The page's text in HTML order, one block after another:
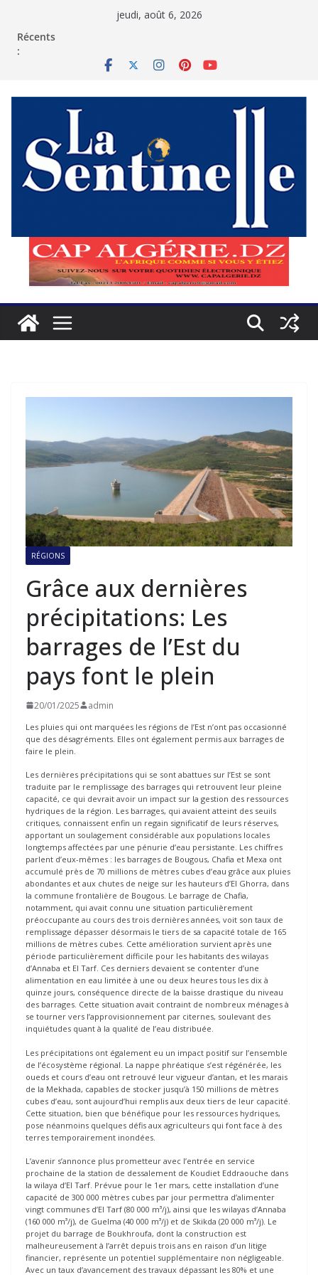
jeudi, août 6, 2026
Récents
:
RÉGIONS
Grâce aux dernières
précipitations: Les
barrages de l’Est du
pays font le plein
20/01/2025 admin
Les pluies qui ont marquées les régions de l’Est n’ont pas occasionné
que des désagréments. Elles ont également permis aux barrages de
faire le plein.
Les dernières précipitations qui se sont abattues sur l’Est se sont
traduite par le remplissage des barrages qui retrouvent leur pleine
capacité, ce qui devrait avoir un impact sur la gestion des ressources
hydriques de la région. Les barrages, qui avaient atteint des seuils
critiques, connaissent enfin un regain significatif de leurs réserves,
apportant un soulagement considérable aux populations locales
longtemps affectées par une pénurie d’eau persistante. Les chiffres
parlent d’eux-mêmes : les barrages de Bougous, Chafia et Mexa ont
accumulé près de 70 millions de mètres cubes d’eau grâce aux pluies
abondantes et aux chutes de neige sur les hauteurs d’El Ghorra, dans
la commune frontalière de Bougous. Le barrage de Chafia,
notamment, qui avait connu une situation particulièrement
préoccupante au cours des trois dernières années, voit son taux de
remplissage dépasser désormais le tiers de sa capacité totale de 165
millions de mètres cubes. Cette amélioration survient après une
période particulièrement difficile pour les habitants des wilayas
d’Annaba et El Tarf. Ces derniers devaient se contenter d’une
alimentation en eau limitée à une ou deux heures tous les dix à
quinze jours, conséquence directe de la baisse drastique du niveau
des barrages. Cette situation avait contraint de nombreux ménages à
se tourner vers l’approvisionnement par citernes, soulevant des
inquiétudes quant à la qualité de l’eau distribuée.
Les précipitations ont également eu un impact positif sur l’ensemble
de l’écosystème régional. La nappe phréatique s’est régénérée, les
oueds et cours d’eau ont retrouvé leur vigueur d’antan, et les marais
de la Mekhada, capables de stocker jusqu’à 150 millions de mètres
cubes d’eau, sont aujourd’hui remplis aux deux tiers de leur capacité.
Cette situation, bien que bénéfique pour les ressources hydriques,
pose néanmoins quelques défis aux agriculteurs qui font face à des
terres temporairement inondées.
L’avenir s’annonce plus prometteur avec l’entrée en service
prochaine de la station de dessalement de Koudiet Eddraouche dans
la wilaya d’El Tarf. Prévue pour le 1er mars, cette installation d’une
capacité de 300 000 mètres cubes par jour permettra d’alimenter
vingt communes d’El Tarf (80 000 m³/j), ainsi que les wilayas d’Annaba
(160 000 m³/j), de Guelma (40 000 m³/j) et de Skikda (20 000 m³/j). Le
projet du barrage de Boukhroufa, dont la construction est
malheureusement à l’arrêt depuis trois ans en raison d’un litige
financier, représente un potentiel supplémentaire non négligeable.
Avec un taux d’avancement des travaux dépassant les 80% et une